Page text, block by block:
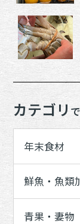
カテゴリ
年末食材
鮮魚・魚類
青果・妻物